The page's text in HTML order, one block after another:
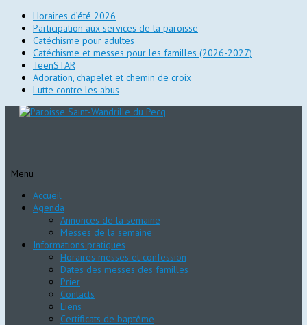
Horaires d’été 2026
Participation aux services de la paroisse
Catéchisme pour adultes
Catéchisme et messes pour les familles (2026-2027)
TeenSTAR
Adoration, chapelet et chemin de croix
Lutte contre les abus
Menu
Aller
Accueil
Agenda
Annonces de la semaine
Messes de la semaine
Informations pratiques
Horaires messes et confession
Dates des messes des familles
Prier
Contacts
Liens
Certificats de baptême